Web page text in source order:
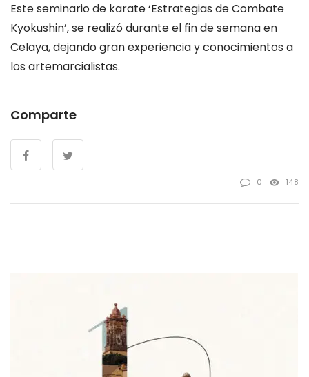
Este seminario de karate ‘Estrategias de Combate
Kyokushin’, se realizó durante el fin de semana en
Celaya, dejando gran experiencia y conocimientos a
los artemarcialistas.
Comparte
0 148